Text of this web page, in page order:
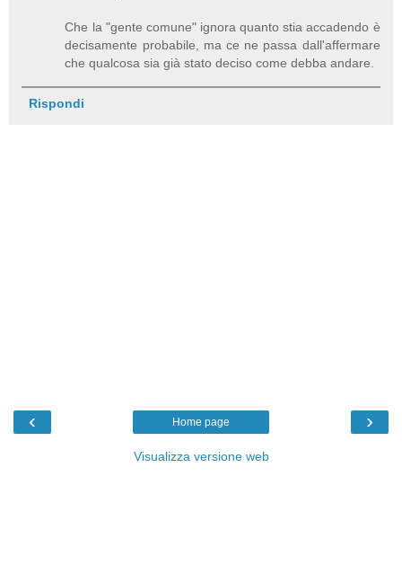
Che la "gente comune" ignora quanto stia accadendo è
decisamente probabile, ma ce ne passa dall'affermare
che qualcosa sia già stato deciso come debba andare.
Rispondi
‹ ›
Home page
Visualizza versione web